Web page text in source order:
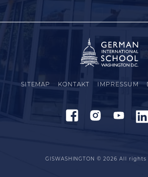
SITEMAP KONTAKT IMPRESSUM
GISWASHINGTON © 2026 All rights